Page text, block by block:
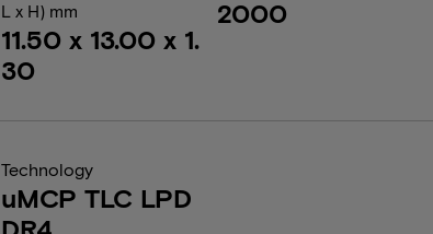
L x H) mm
11.50 x 13.00 x 1.
30
2000
Technology
uMCP TLC LPD